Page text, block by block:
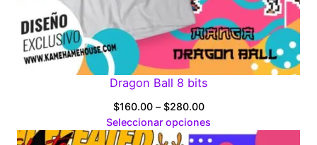
Dragon Ball 8 bits
$160.00 – $280.00Price
range:
$160.00
Seleccionar opciones